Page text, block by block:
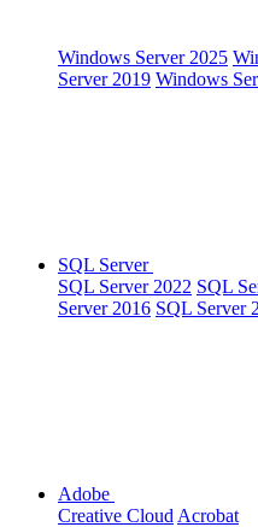
Windows Server 2025
Server 2019 Windows
SQL Server
SQL Server 2022 SQL
Server 2016 SQL Server
Adobe
Creative Cloud Acrobat